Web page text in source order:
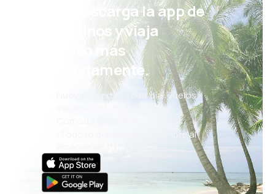
¡Eh! Descarga la app de
eDestinos y viaja
incluso más
cómodamente.
Nuevas ofertas cada día: vuelos,
vacaciones, escapadas
Cómoda gestión de reservas
¡Todo lo que importa, siempre al